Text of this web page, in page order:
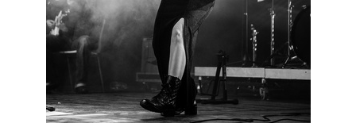
ΠΟΛΙΤΙΣΜΟΣ
ΑΝΘΕΚΤΙΚΗ